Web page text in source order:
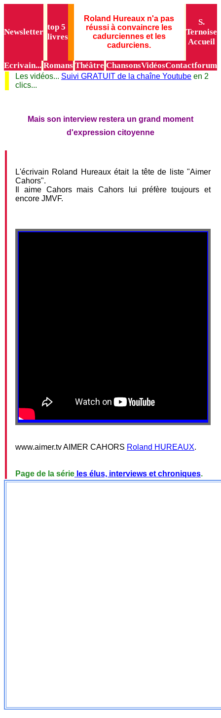
Newsletter
top 5
livres
Roland Hureaux n'a pas
réussi à convaincre les
cadurciennes et les
cadurciens.
S.
Ternoise
Accueil
Ecrivain... Romans Théâtre ChansonsVidéosContactforum
Les vidéos... Suivi GRATUIT de la chaîne Youtube en 2
clics...
Mais son interview restera un grand moment
d'expression citoyenne
L'écrivain Roland Hureaux était la tête de liste "Aimer
Cahors".
Il aime Cahors mais Cahors lui préfère toujours et
encore JMVF.
www.aimer.tv AIMER CAHORS Roland HUREAUX.
Page de la série les élus, interviews et chroniques.